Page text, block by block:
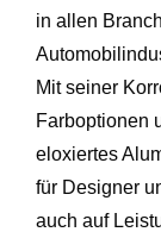
in allen
Mit seiner
Farboptionen
eloxiertes
für Designer
auch auf